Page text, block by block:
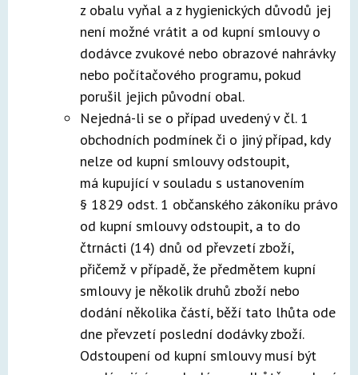
z obalu vyňal a z hygienických důvodů jej
není možné vrátit a od kupní smlouvy o
dodávce zvukové nebo obrazové nahrávky
nebo počítačového programu, pokud
porušil jejich původní obal.
Nejedná-li se o případ uvedený v čl. 1
obchodních podmínek či o jiný případ, kdy
nelze od kupní smlouvy odstoupit,
má kupující v souladu s ustanovením
§ 1829 odst. 1 občanského zákoníku právo
od kupní smlouvy odstoupit, a to do
čtrnácti (14) dnů od převzetí zboží,
přičemž v případě, že předmětem kupní
smlouvy je několik druhů zboží nebo
dodání několika částí, běží tato lhůta ode
dne převzetí poslední dodávky zboží.
Odstoupení od kupní smlouvy musí být